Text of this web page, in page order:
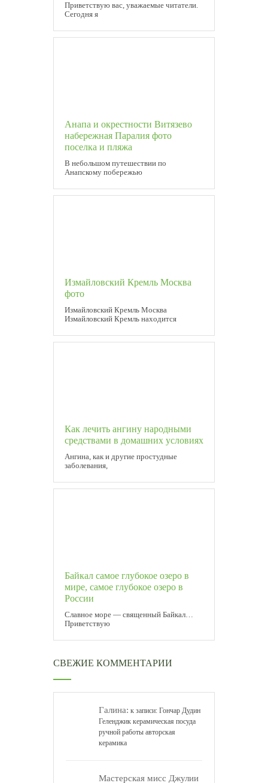
Приветствую вас, уважаемые читатели.
Сегодня я
Анапа и окрестности Витязево
набережная Паралия фото
поселка и пляжа
В небольшом путешествии по
Анапскому побережью
Измайловский Кремль Москва
фото
Измайловский Кремль Москва
Измайловский Кремль находится
Как лечить ангину народными
средствами в домашних условиях
Ангина, как и другие простудные
заболевания,
Байкал самое глубокое озеро в
мире, самое глубокое озеро в
России
Славное море — священный Байкал…
Приветствую
СВЕЖИЕ КОММЕНТАРИИ
Галина: к записи: Гончар Дудин
Геленджик керамическая посуда
ручной работы авторская
керамика
Мастерская мисс Джулии